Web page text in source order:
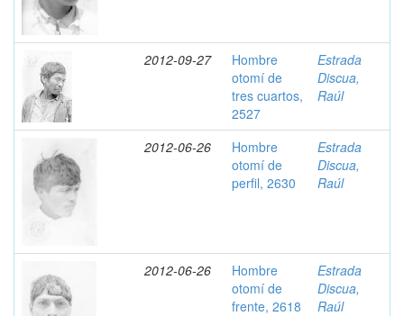
2012-09-27
Hombre
otomí de
tres cuartos,
2527
Estrada
Discua,
Raúl
2012-06-26
Hombre
otomí de
perfil, 2630
Estrada
Discua,
Raúl
2012-06-26
Hombre
otomí de
frente, 2618
Estrada
Discua,
Raúl